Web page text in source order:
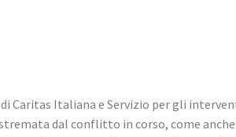
di Caritas Italiana e Servizio per gli
dal conflitto in corso, come